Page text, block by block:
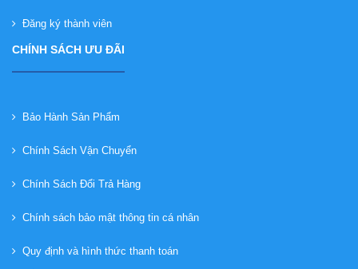
Đăng ký thành viên
CHÍNH SÁCH ƯU ĐÃI
Bảo Hành Sản Phẩm
Chính Sách Vận Chuyển
Chính Sách Đổi Trả Hàng
Chính sách bảo mật thông tin cá nhân
Quy định và hình thức thanh toán